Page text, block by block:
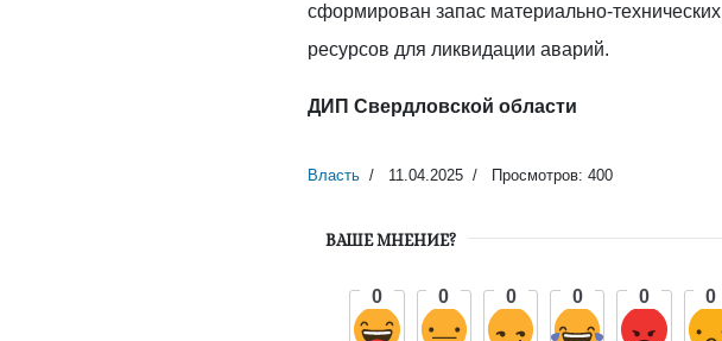
сформирован запас материально-технических
ресурсов для ликвидации аварий.
ДИП Свердловской области
Власть 11.04.2025 Просмотров: 400
ВАШЕ МНЕНИЕ?
0 0 0 0 0 0